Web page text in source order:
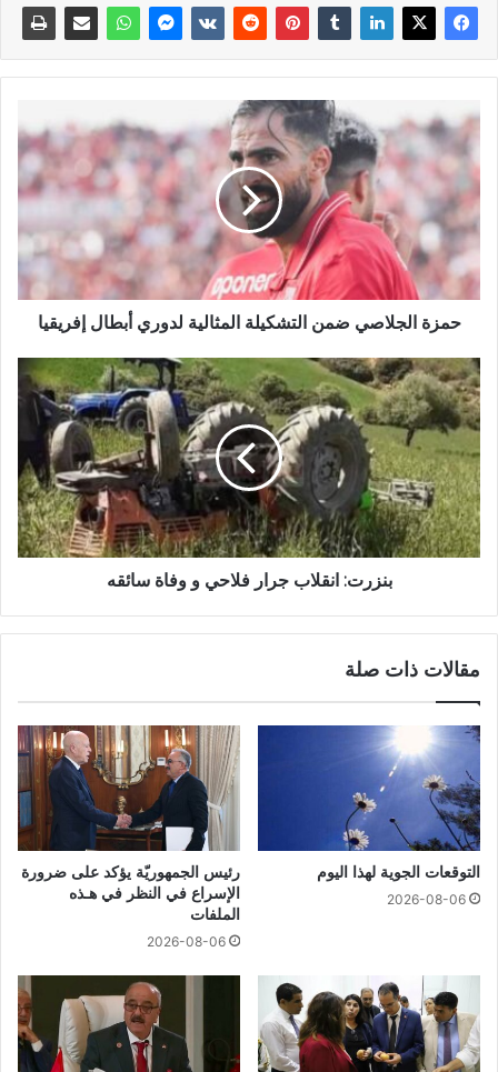
حمزة الجلاصي ضمن التشكيلة المثالية لدوري أبطال إفريقيا
بنزرت: انقلاب جرار فلاحي و وفاة سائقه
مقالات ذات صلة
التوقعات الجوية لهذا اليوم
2026-08-06
رئيس الجمهوريّة يؤكد على ضرورة
الإسراع في النظر في هـذه
الملفات
2026-08-06